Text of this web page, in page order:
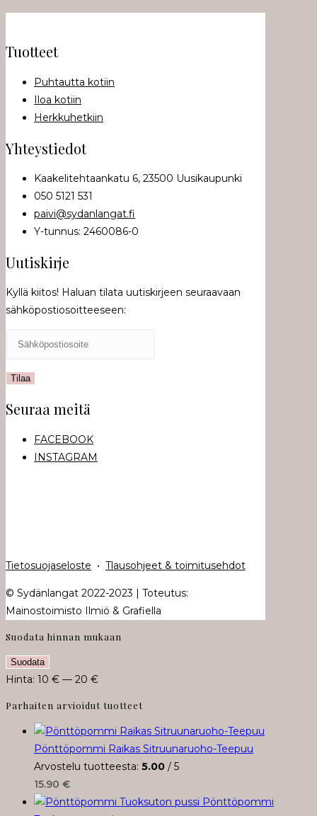
Tuotteet
Puhtautta kotiin
Iloa kotiin
Herkkuhetkiin
Yhteystiedot
Kaakelitehtaankatu 6, 23500 Uusikaupunki
050 5121 531
paivi@sydanlangat.fi
Y-tunnus: 2460086-0
Uutiskirje
Kyllä kiitos! Haluan tilata uutiskirjeen seuraavaan
sähköpostiosoitteeseen:
Seuraa meitä
FACEBOOK
INSTAGRAM
Tietosuojaseloste • Tlausohjeet & toimitusehdot
© Sydänlangat 2022-2023 | Toteutus:
Mainostoimisto Ilmiö & Grafiella
Suodata hinnan mukaan
Minimihinta
Maksimihinta
Suodata
Hinta: 10 € — 20 €
Parhaiten arvioidut tuotteet
Pönttöpommi Raikas Sitruunaruoho-Teepuu
Arvostelu tuotteesta: 5.00 / 5
15.90 €
Pönttöpommi